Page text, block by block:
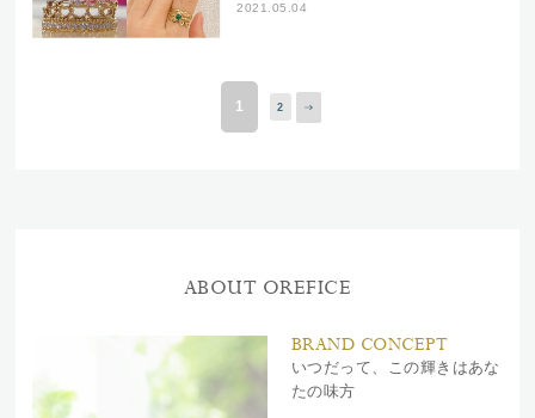
2021.05.04
1 2
ABOUT OREFICE
BRAND CONCEPT
いつだって、この輝きはあな
たの味方